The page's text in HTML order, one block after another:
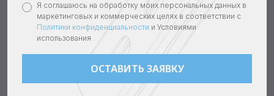
Я соглашаюсь на обработку моих персональных данных в
маркетинговых и коммерческих целях в соответствии с
Политики конфиденциальности и Условиями
использования